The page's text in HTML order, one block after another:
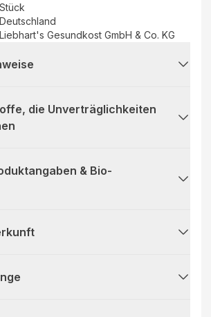
Stück
Deutschland
Liebhart's Gesundkost GmbH & Co. KG
die Unverträglichkeiten
& Bio-